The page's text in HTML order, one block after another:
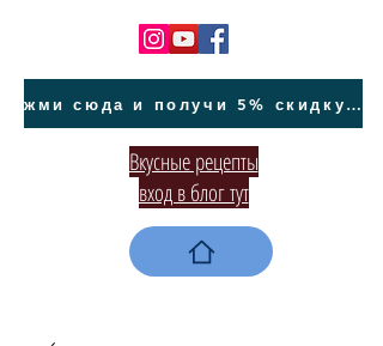
жми сюда и получи 5% скидку на покупку авто на Кипре и автообслуживание
Вкусные рецепты
вход в блог тут